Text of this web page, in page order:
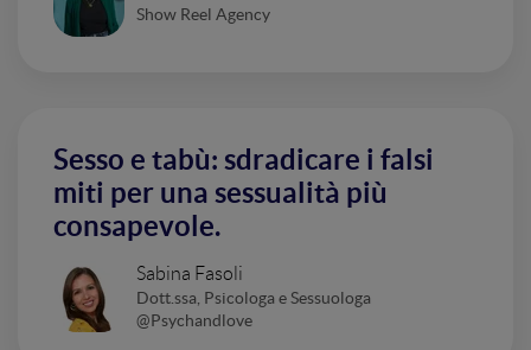
Show Reel Agency
Sesso e tabù: sdradicare i falsi
miti per una sessualità più
consapevole.
Sabina Fasoli
Dott.ssa, Psicologa e Sessuologa
@Psychandlove